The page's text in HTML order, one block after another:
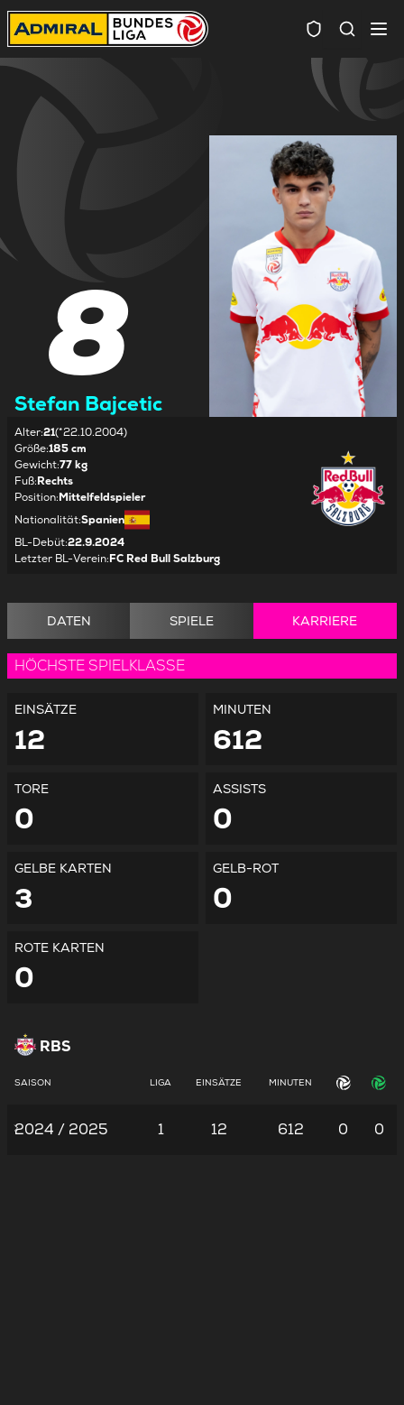
8
Stefan Bajcetic
Alter:21(*22.10.2004)
Größe:185 cm
Gewicht:77 kg
Fuß:Rechts
Position:Mittelfeldspieler
Nationalität:Spanien
BL-Debüt:22.9.2024
Letzter BL-Verein:FC Red Bull Salzburg
DATEN SPIELE KARRIERE
HÖCHSTE SPIELKLASSE
EINSÄTZE
12
MINUTEN
612
TORE
0
ASSISTS
0
GELBE KARTEN
3
GELB-ROT
0
ROTE KARTEN
0
RBS
SAISON LIGA EINSÄTZE MINUTEN
2024 / 2025 1 12 612 0 0